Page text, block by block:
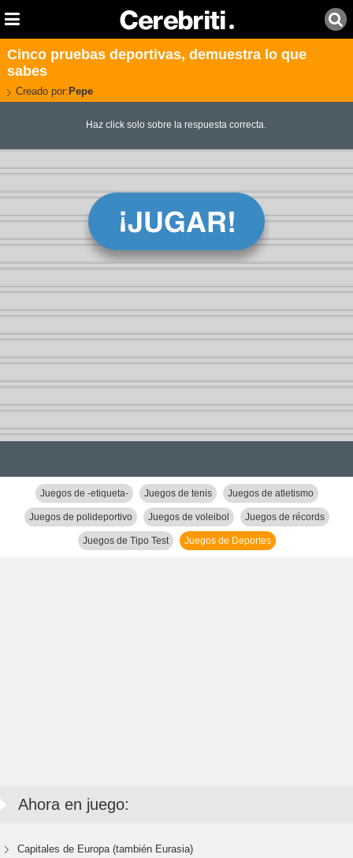
Cinco pruebas deportivas, demuestra lo que
sabes
Creado por: Pepe
Haz click solo sobre la respuesta correcta.
Juegos de -etiqueta- Juegos de tenis Juegos de atletismo
Juegos de polideportivo Juegos de voleibol Juegos de récords
Juegos de Tipo Test Juegos de Deportes
Ahora en juego:
Capitales de Europa (también Eurasia)